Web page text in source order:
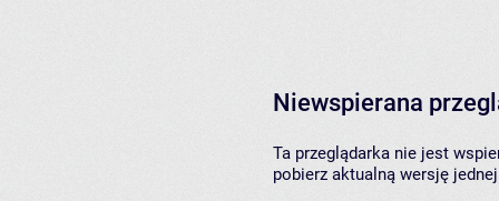
Niewspierana
Ta przeglądarka nie jest
pobierz aktualną wersję